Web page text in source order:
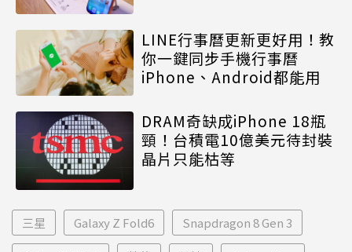
LINE行事曆更新更好用！教
你一鍵同步手機行事曆
iPhone、Android都能用
DRAM奇缺成iPhone 18瓶
頸！台積電10億美元待封裝
晶片只能枯等
三星 Galaxy Z Fold6 Snapdragon 8 Gen 3